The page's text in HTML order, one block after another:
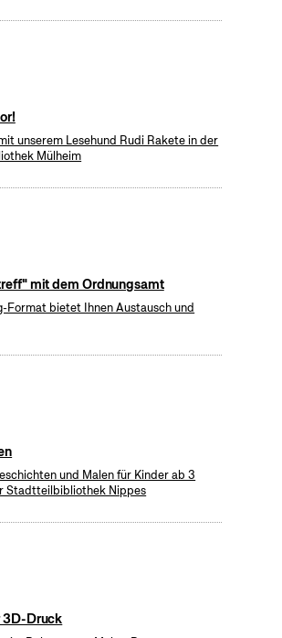
unserem Lesehund Rudi Rakete in der
Mülheim
mit dem Ordnungsamt
Format bietet Ihnen Austausch und
und Malen für Kinder ab 3
Stadtteilbibliothek Nippes
3D-Druck